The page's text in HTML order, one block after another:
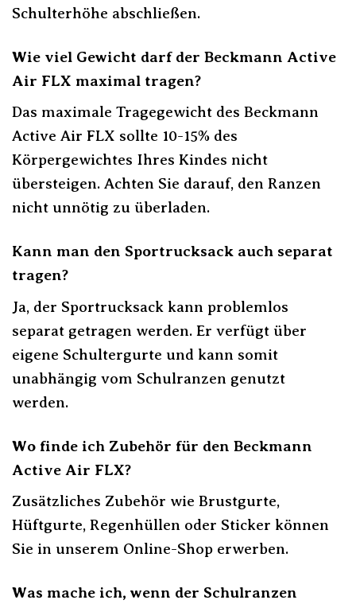
Schulterhöhe abschließen.
Wie viel Gewicht darf der Beckmann Active
Air FLX maximal tragen?
Das maximale Tragegewicht des Beckmann
Active Air FLX sollte 10-15% des
Körpergewichtes Ihres Kindes nicht
übersteigen. Achten Sie darauf, den Ranzen
nicht unnötig zu überladen.
Kann man den Sportrucksack auch separat
tragen?
Ja, der Sportrucksack kann problemlos
separat getragen werden. Er verfügt über
eigene Schultergurte und kann somit
unabhängig vom Schulranzen genutzt
werden.
Wo finde ich Zubehör für den Beckmann
Active Air FLX?
Zusätzliches Zubehör wie Brustgurte,
Hüftgurte, Regenhüllen oder Sticker können
Sie in unserem Online-Shop erwerben.
Was mache ich, wenn der Schulranzen